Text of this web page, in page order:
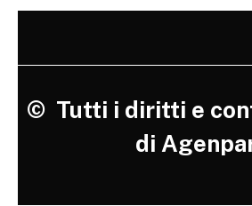
© Tutti i diritti e
di